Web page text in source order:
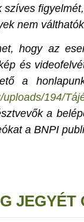
szíves
nem
hogy az
és
a
194/
a
a BNPI
JEGYÉT